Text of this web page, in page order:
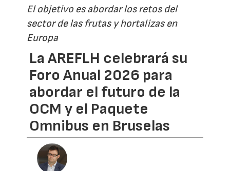
El objetivo es abordar los retos del
sector de las frutas y hortalizas en
Europa
La AREFLH celebrará su
Foro Anual 2026 para
abordar el futuro de la
OCM y el Paquete
Omnibus en Bruselas